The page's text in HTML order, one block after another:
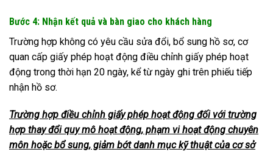
Bước 4: Nhận kết quả và bàn giao cho khách hàng
Trường hợp không có yêu cầu sửa đổi, bổ sung hồ sơ, cơ
quan cấp giấy phép hoạt động điều chỉnh giấy phép hoạt
động trong thời hạn 20 ngày, kể từ ngày ghi trên phiếu tiếp
nhận hồ sơ.
Trường hợp điều chỉnh giấy phép hoạt động đối với trường
hợp thay đổi quy mô hoạt động, phạm vi hoạt động chuyên
môn hoặc bổ sung, giảm bớt danh mục kỹ thuật của cơ sở